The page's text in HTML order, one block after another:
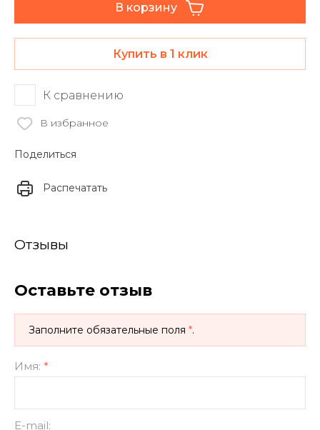
В корзину
Купить в 1 клик
К сравнению
В избранное
Поделиться
Распечатать
Отзывы
Оставьте отзыв
Заполните обязательные поля *.
Имя: *
E-mail: